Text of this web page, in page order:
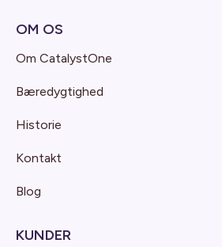
OM OS
Om CatalystOne
Bæredygtighed
Historie
Kontakt
Blog
KUNDER